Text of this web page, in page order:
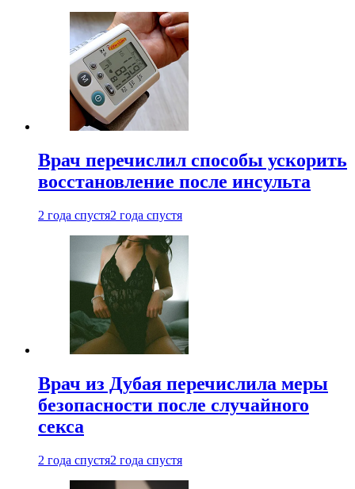
Врач перечислил способы ускорить
восстановление после инсульта
2 года спустя2 года спустя
Врач из Дубая перечислила меры
безопасности после случайного
секса
2 года спустя2 года спустя